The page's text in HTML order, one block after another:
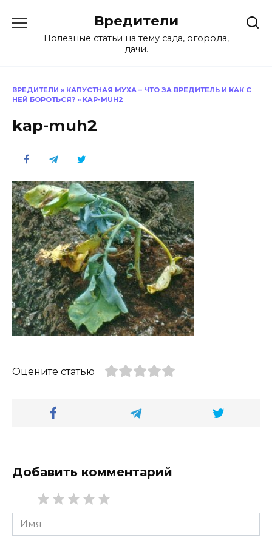
содержанию
Вредители
Полезные статьи на тему сада, огорода,
дачи.
ВРЕДИТЕЛИ » КАПУСТНАЯ МУХА – ЧТО ЗА ВРЕДИТЕЛЬ И КАК С
НЕЙ БОРОТЬСЯ? » KAP-MUH2
kap-muh2
Оцените статью
Добавить комментарий
Имя
*